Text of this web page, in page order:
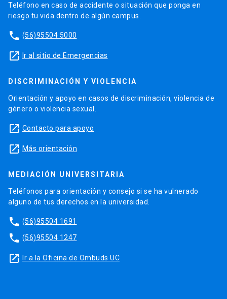
Teléfono en caso de accidente o situación que ponga en
riesgo tu vida dentro de algún campus.
phone (56)95504 5000
launch Ir al sitio de Emergencias
DISCRIMINACIÓN Y VIOLENCIA
Orientación y apoyo en casos de discriminación, violencia de
género o violencia sexual.
launch Contacto para apoyo
launch Más orientación
MEDIACIÓN UNIVERSITARIA
Teléfonos para orientación y consejo si se ha vulnerado
alguno de tus derechos en la universidad.
phone (56)95504 1691
phone (56)95504 1247
launch Ir a la Oficina de Ombuds UC